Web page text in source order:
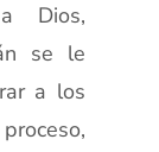
Dios,
se le
a los